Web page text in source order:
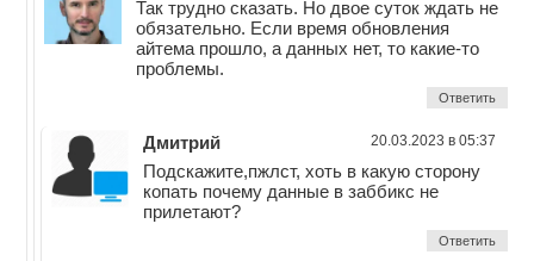
Так трудно сказать. Но двое суток ждать не
обязательно. Если время обновления
айтема прошло, а данных нет, то какие-то
проблемы.
Ответить
Дмитрий 20.03.2023 в 05:37
Подскажите,пжлст, хоть в какую сторону
копать почему данные в заббикс не
прилетают?
Ответить